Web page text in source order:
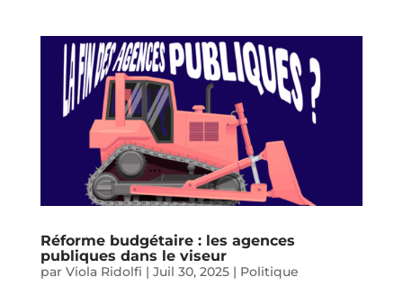
Réforme budgétaire : les agences
publiques dans le viseur
par Viola Ridolfi | Juil 30, 2025| Politique